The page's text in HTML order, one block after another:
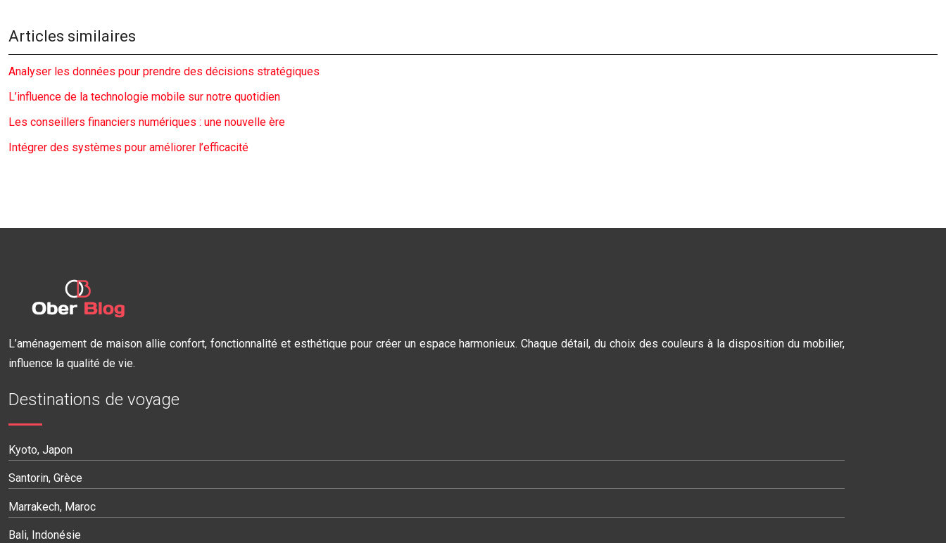
Articles similaires
Analyser les données pour prendre des décisions stratégiques
L’influence de la technologie mobile sur notre quotidien
Les conseillers financiers numériques : une nouvelle ère
Intégrer des systèmes pour améliorer l’efficacité
L’aménagement de maison allie confort, fonctionnalité et esthétique pour créer un espace harmonieux. Chaque détail, du choix des couleurs à la disposition du mobilier,
influence la qualité de vie.
Destinations de voyage
Kyoto, Japon
Santorin, Grèce
Marrakech, Maroc
Bali, Indonésie